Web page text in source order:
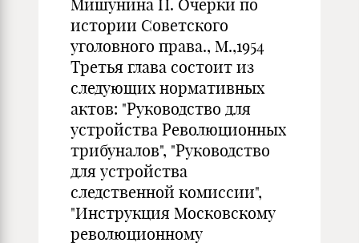
Мишунина П. Очерки по
истории Советского
уголовного права., М.,1954
Третья глава состоит из
следующих нормативных
актов: "Руководство для
устройства Революционных
трибуналов", "Руководство
для устройства
следственной комиссии",
"Инструкция Московскому
революционному